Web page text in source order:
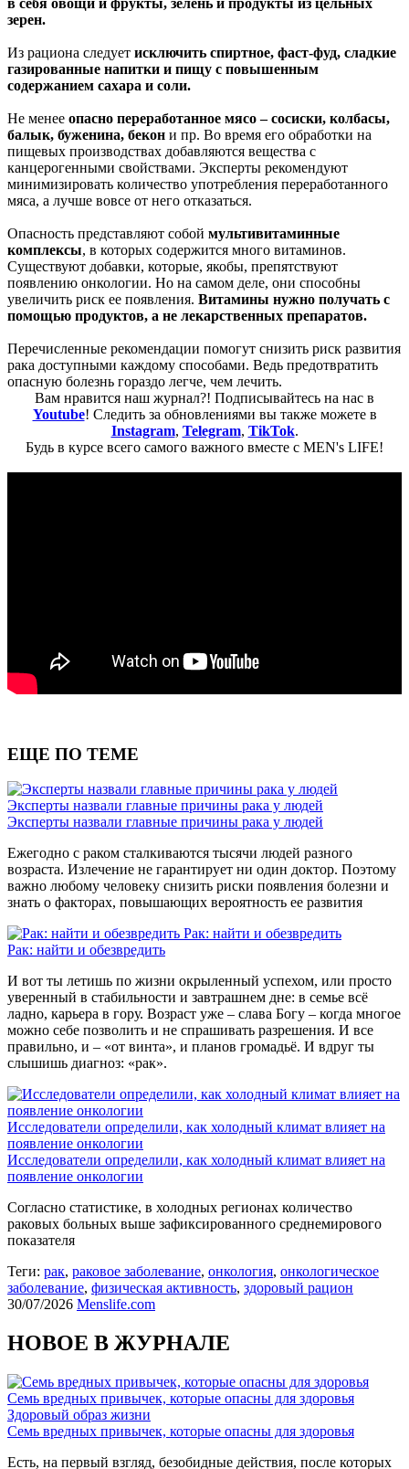
зерен.
Из рациона следует исключить спиртное, фаст-фуд, сладкие
газированные напитки и пищу с повышенным
содержанием сахара и соли.
Не менее опасно переработанное мясо – сосиски, колбасы,
балык, буженина, бекон и пр. Во время его обработки на
пищевых производствах добавляются вещества с
канцерогенными свойствами. Эксперты рекомендуют
минимизировать количество употребления переработанного
мяса, а лучше вовсе от него отказаться.
Опасность представляют собой мультивитаминные
комплексы, в которых содержится много витаминов.
Существуют добавки, которые, якобы, препятствуют
появлению онкологии. Но на самом деле, они способны
увеличить риск ее появления. Витамины нужно получать с
помощью продуктов, а не лекарственных препаратов.
Перечисленные рекомендации помогут снизить риск развития
рака доступными каждому способами. Ведь предотвратить
опасную болезнь гораздо легче, чем лечить.
Вам нравится наш журнал?! Подписывайтесь на нас в
Youtube! Следить за обновлениями вы также можете в
Instagram, Telegram, TikTok.
Будь в курсе всего самого важного вместе с MEN's LIFE!
ЕЩЕ ПО ТЕМЕ
Эксперты назвали главные причины рака у людей
Эксперты назвали главные причины рака у людей
Ежегодно с раком сталкиваются тысячи людей разного
возраста. Излечение не гарантирует ни один доктор. Поэтому
важно любому человеку снизить риски появления болезни и
знать о факторах, повышающих вероятность ее развития
Рак: найти и обезвредить
Рак: найти и обезвредить
И вот ты летишь по жизни окрыленный успехом, или просто
уверенный в стабильности и завтрашнем дне: в семье всё
ладно, карьера в гору. Возраст уже – слава Богу – когда многое
можно себе позволить и не спрашивать разрешения. И все
правильно, и – «от винта», и планов громадьё. И вдруг ты
слышишь диагноз: «рак».
Исследователи определили, как холодный климат влияет на
появление онкологии
Исследователи определили, как холодный климат влияет на
появление онкологии
Согласно статистике, в холодных регионах количество
раковых больных выше зафиксированного среднемирового
показателя
Теги: рак, раковое заболевание, онкология, онкологическое
заболевание, физическая активность, здоровый рацион
30/07/2026 Menslife.com
НОВОЕ В ЖУРНАЛЕ
Семь вредных привычек, которые опасны для здоровья
Здоровый образ жизни
Семь вредных привычек, которые опасны для здоровья
Есть, на первый взгляд, безобидные действия, после которых